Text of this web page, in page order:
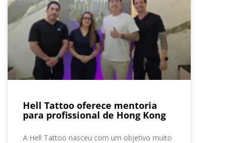
Hell Tattoo oferece mentoria
para profissional de Hong Kong
A Hell Tattoo nasceu com um objetivo muito